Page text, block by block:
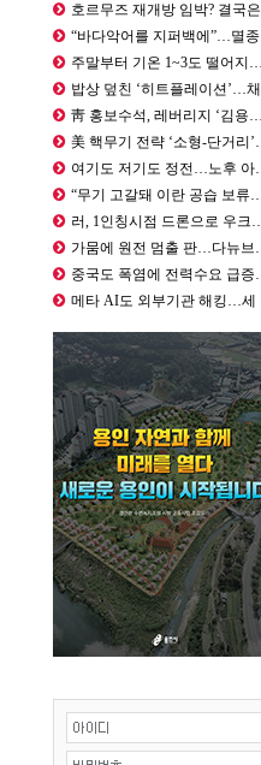
호르무즈 재개방 임박? 결국은 美가 …
“바다악어를 지퍼백에”…멸종위기종 택…
주말부터 기온 1~3도 떨어지지만 ‘…
밥상 덮친 ‘히트플레이션’…채소값 치…
靑 홍보수석, 레버리지 ‘김용범 책임…
美 핵무기 전략 ‘소형-단거리’로 전…
여기도 저기도 정전…노후 아파트 ‘정…
“무기 고갈돼 이란 공습 보류…트럼프…
러, 1인칭시점 드론으로 우크라 민간…
가뭄에 원전 멈출 판…다뉴브강에 바지…
중국도 폭염에 전력수요 급증…주요 권…
메타 AI도 외부기관 해킹…세 번째 …